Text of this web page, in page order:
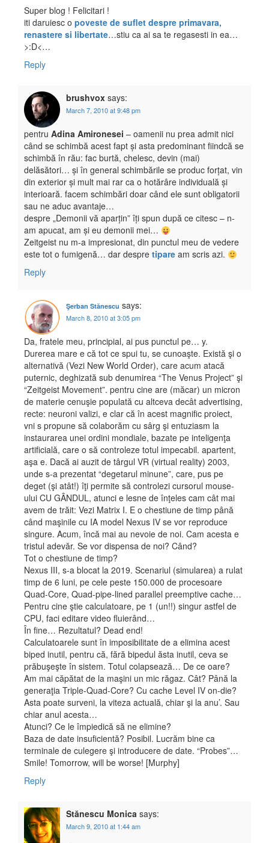
Super blog ! Felicitari !
iti daruiesc o poveste de suflet despre primavara,
renastere si libertate…stiu ca ai sa te regasesti in ea…
>:D<…
Reply
brushvox says:
March 7, 2010 at 9:48 pm
pentru Adina Amironesei – oamenii nu prea admit nici
când se schimbă acest fapt și asta predominant fiindcă se
schimbă în rău: fac burtă, chelesc, devin (mai)
delăsători… și în general schimbările se produc forțat, vin
din exterior și mult mai rar ca o hotărâre individuală și
interioară. facem schimbări doar când ele sunt obligatorii
sau ne aduc avantaje…
despre „Demonii vă aparțin” îți spun după ce citesc – n-
am apucat, am și eu demonii mei…
Zeitgeist nu m-a impresionat, din punctul meu de vedere
este tot o fumigenă… dar despre tipare am scris azi.
Reply
Şerban Stănescu says:
March 8, 2010 at 3:05 pm
Da, fratele meu, principial, ai pus punctul pe… y.
Durerea mare e că tot ce spui tu, se cunoaşte. Există şi o
alternativă (Vezi New World Order), care acum atacă
puternic, deghizată sub denumirea “The Venus Project” şi
“Zeitgeist Movement”. pentru cine are (măcar) un micron
de materie cenuşie populată cu altceva decât advertising,
recte: neuroni valizi, e clar că în acest magnific proiect,
vni s propune să colaborăm cu sârg şi entuziasm la
instaurarea unei ordini mondiale, bazate pe inteligenţa
artificială, care o să controleze totul impecabil. apartent,
aşa e. Dacă ai auzit de târgul VR (virtual reality) 2003,
unde s-a prezentat “degetarul minune”, care, pus pe
deget (şi atât!) îţi permite să controlezi cursorul mouse-
ului CU GÂNDUL, atunci e lesne de înţeles cam cât mai
avem de trăit: Vezi Matrix I. E o chestiune de timp până
când maşinile cu IA model Nexus IV se vor reproduce
singure. Acum, încă mai au nevoie de noi. Cam acesta e
tristul adevăr. Se vor dispensa de noi? Când?
Tot o chestiune de timp?
Nexus III, s-a blocat la 2019. Scenariul (simularea) a rulat
timp de 6 luni, pe cele peste 150.000 de procesoare
Quad-Core, Quad-pipe-lined parallel preemptive cache…
Pentru cine ştie calculatoare, pe 1 (un!!) singur astfel de
CPU, faci editare video fluierând…
În fine… Rezultatul? Dead end!
Calculatoarele sunt în imposibilitate de a elimina acest
biped inutil, pentru că, fără bipedul ăsta inutil, ceva se
prăbuşeşte în sistem. Totul colapsează… De ce oare?
Am mai căpătat de la maşini un mic răgaz. Cât? Până la
generaţia Triple-Quad-Core? Cu cache Level IV on-die?
Asta poate surveni, la viteza actuală, chiar şi la anu’. Sau
chiar anul acesta…
Atunci? Ce le împiedică să ne elimine?
Baza de date insuficientă? Posibil. Lucrăm bine ca
terminale de culegere şi introducere de date. “Probes”…
Smile! Tomorrow, will be worse! [Murphy]
Reply
Stănescu Monica says:
March 9, 2010 at 1:44 am